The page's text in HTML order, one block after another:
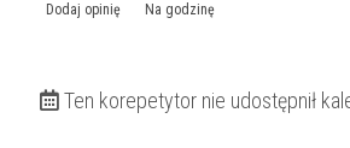
Dodaj opinię Na godzinę
Ten korepetytor nie udostępnił